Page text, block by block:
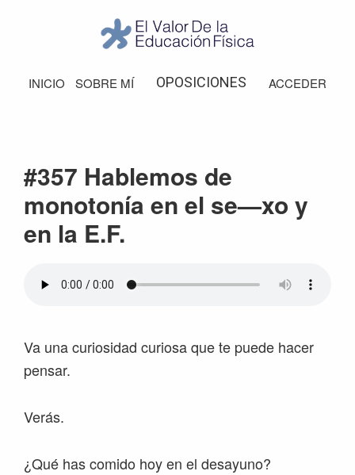
navegación
principal
barra
Valor
de
INICIO SOBRE MÍ OPOSICIONES ACCEDER
#357 Hablemos de
monotonía en el se—xo y
en la E.F.
Va una curiosidad curiosa que te puede hacer
pensar.
Verás.
¿Qué has comido hoy en el desayuno?